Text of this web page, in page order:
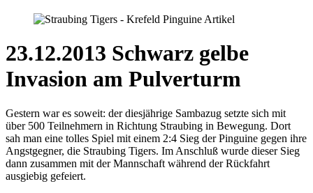
23.12.2013 Schwarz gelbe
Invasion am Pulverturm
Gestern war es soweit: der diesjährige Sambazug setzte sich mit
über 500 Teilnehmern in Richtung Straubing in Bewegung. Dort
sah man eine tolles Spiel mit einem 2:4 Sieg der Pinguine gegen ihre
Angstgegner, die Straubing Tigers. Im Anschluß wurde dieser Sieg
dann zusammen mit der Mannschaft während der Rückfahrt
ausgiebig gefeiert.